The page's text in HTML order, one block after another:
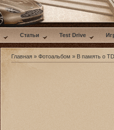
Статьи Test Drive
Главная » Фотоальбом » В память о